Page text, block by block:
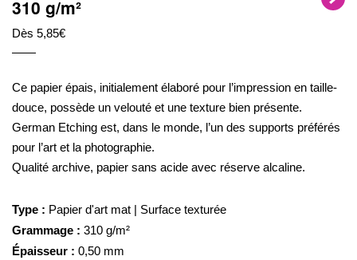
310 g/m²
Dès 5,85€
Ce papier épais, initialement élaboré pour l’impression en taille-
douce, possède un velouté et une texture bien présente.
German Etching est, dans le monde, l’un des supports préférés
pour l’art et la photographie.
Qualité archive, papier sans acide avec réserve alcaline.
Type : Papier d'art mat | Surface texturée
Grammage : 310 g/m²
Épaisseur : 0,50 mm